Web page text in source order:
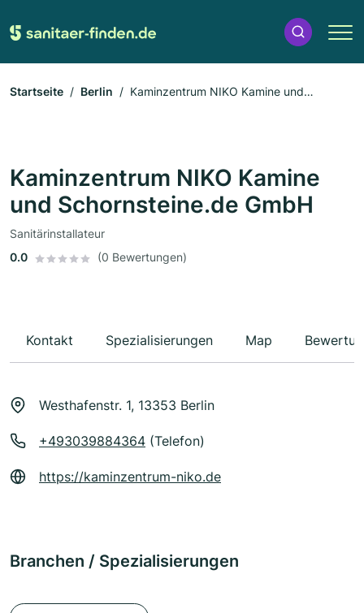
Startseite Berlin
Kaminzentrum NIKO Kamine und
Kaminzentrum NIKO Kamine
und Schornsteine.de GmbH
Sanitärinstallateur
0.0
(0 Bewertungen)
Kontakt Spezialisierungen Map
Westhafenstr. 1, 13353 Berlin
+493039884364 (Telefon)
https://kaminzentrum-niko.de
Branchen / Spezialisierungen